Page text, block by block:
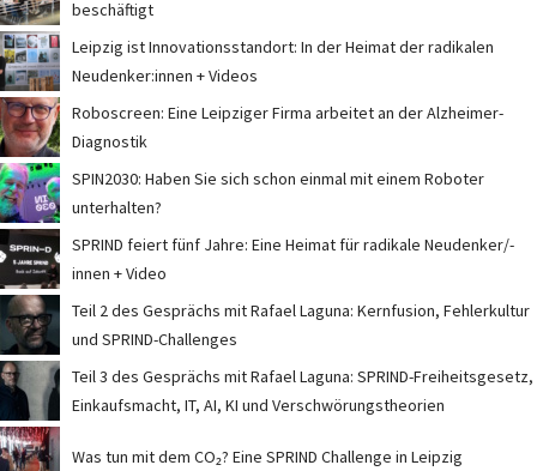
beschäftigt
Leipzig ist Innovationsstandort: In der Heimat der radikalen
Neudenker:innen + Videos
Roboscreen: Eine Leipziger Firma arbeitet an der Alzheimer-
Diagnostik
SPIN2030: Haben Sie sich schon einmal mit einem Roboter
unterhalten?
SPRIND feiert fünf Jahre: Eine Heimat für radikale Neudenker/-
innen + Video
Teil 2 des Gesprächs mit Rafael Laguna: Kernfusion, Fehlerkultur
und SPRIND-Challenges
Teil 3 des Gesprächs mit Rafael Laguna: SPRIND-Freiheitsgesetz,
Einkaufsmacht, IT, AI, KI und Verschwörungstheorien
Was tun mit dem CO₂? Eine SPRIND Challenge in Leipzig